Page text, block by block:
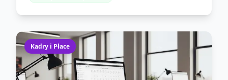
Kadry i Płace